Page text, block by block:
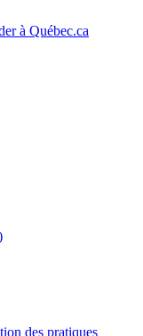
des pratiques